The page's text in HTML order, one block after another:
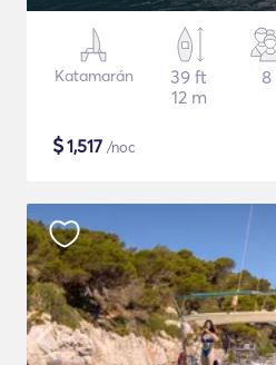
Katamarán
39 ft
12 m
8
$1,517 /noc